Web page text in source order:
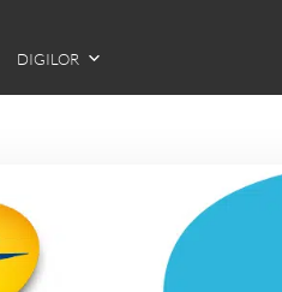
DIGILOR